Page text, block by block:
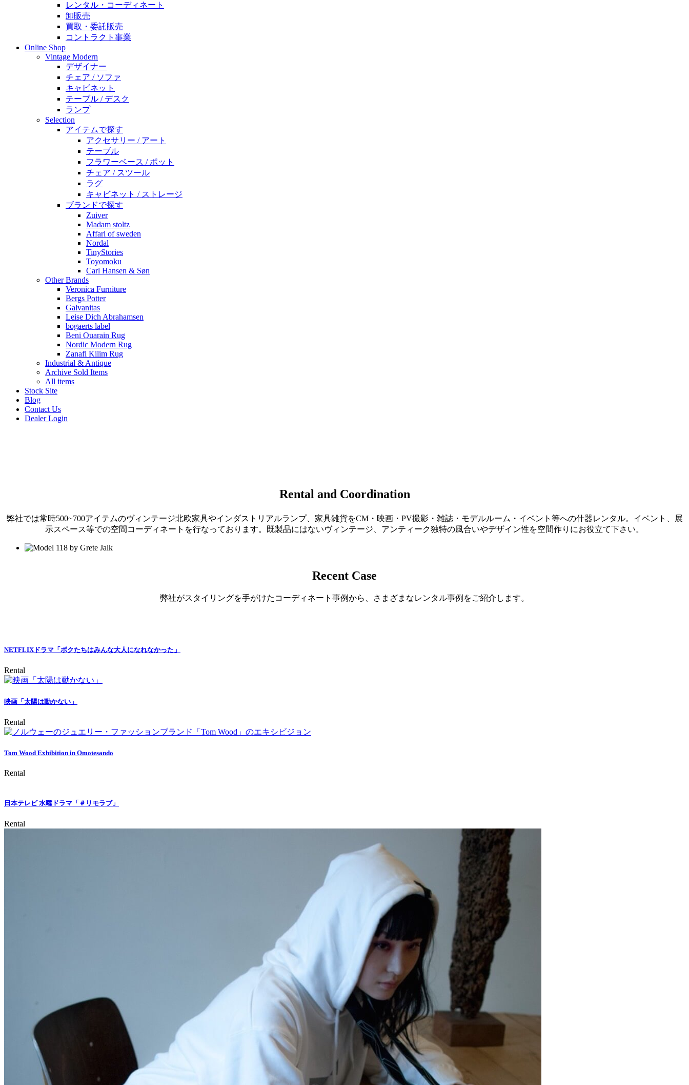
レンタル・コーディネート
卸販売
買取・委託販売
コントラクト事業
Online Shop
Vintage Modern
デザイナー
チェア / ソファ
キャビネット
テーブル / デスク
ランプ
Selection
アイテムで探す
アクセサリー / アート
テーブル
フラワーベース / ポット
チェア / スツール
ラグ
キャビネット / ストレージ
ブランドで探す
Zuiver
Madam stoltz
Affari of sweden
Nordal
TinyStories
Toyomoku
Carl Hansen & Søn
Other Brands
Veronica Furniture
Bergs Potter
Galvanitas
Leise Dich Abrahamsen
bogaerts label
Beni Ouarain Rug
Nordic Modern Rug
Zanafi Kilim Rug
Industrial & Antique
Archive Sold Items
All items
Stock Site
Blog
Contact Us
Dealer Login
Rental and Coordination
弊社では常時500~700アイテムのヴィンテージ北欧家具やインダストリアルランプ、家具雑貨をCM・映画・PV撮影・雑誌・モデルルーム・イベント等への什器レンタル。イベント、展
示スペース等での空間コーディネートを行なっております。既製品にはないヴィンテージ、アンティーク独特の風合いやデザイン性を空間作りにお役立て下さい。
Recent Case
弊社がスタイリングを手がけたコーディネート事例から、さまざまなレンタル事例をご紹介します。
NETFLIXドラマ「ボクたちはみんな大人になれなかった」
Rental
映画「太陽は動かない」
Rental
Tom Wood Exhibition in Omotesando
Rental
日本テレビ 水曜ドラマ「＃リモラブ」
Rental